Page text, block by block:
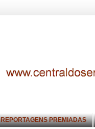
REPORTAGENS PREMIADAS